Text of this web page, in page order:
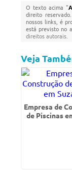
O texto acima "
direito
nossos links, é
está previsto no
direitos autorais
Veja
Empresa de
de Piscinas